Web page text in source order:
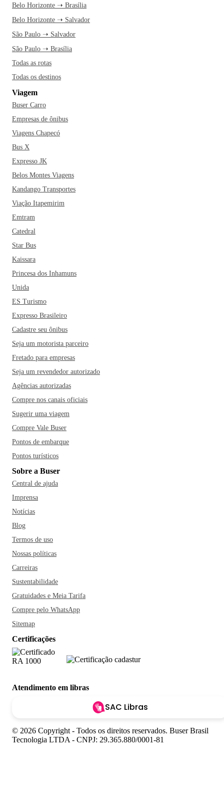
Belo Horizonte ➝ Brasília
Belo Horizonte ➝ Salvador
São Paulo ➝ Salvador
São Paulo ➝ Brasília
Todas as rotas
Todas os destinos
Viagem
Buser Carro
Empresas de ônibus
Viagens Chapecó
Bus X
Expresso JK
Belos Montes Viagens
Kandango Transportes
Viação Itapemirim
Emtram
Catedral
Star Bus
Kaissara
Princesa dos Inhamuns
Unida
ES Turismo
Expresso Brasileiro
Cadastre seu ônibus
Seja um motorista parceiro
Fretado para empresas
Seja um revendedor autorizado
Agências autorizadas
Compre nos canais oficiais
Sugerir uma viagem
Compre Vale Buser
Pontos de embarque
Pontos turísticos
Sobre a Buser
Central de ajuda
Imprensa
Notícias
Blog
Termos de uso
Nossas políticas
Carreiras
Sustentabilidade
Gratuidades e Meia Tarifa
Compre pelo WhatsApp
Sitemap
Certificações
Atendimento em libras
SAC Libras
© 2026 Copyright - Todos os direitos reservados. Buser Brasil
Tecnologia LTDA - CNPJ: 29.365.880/0001-81